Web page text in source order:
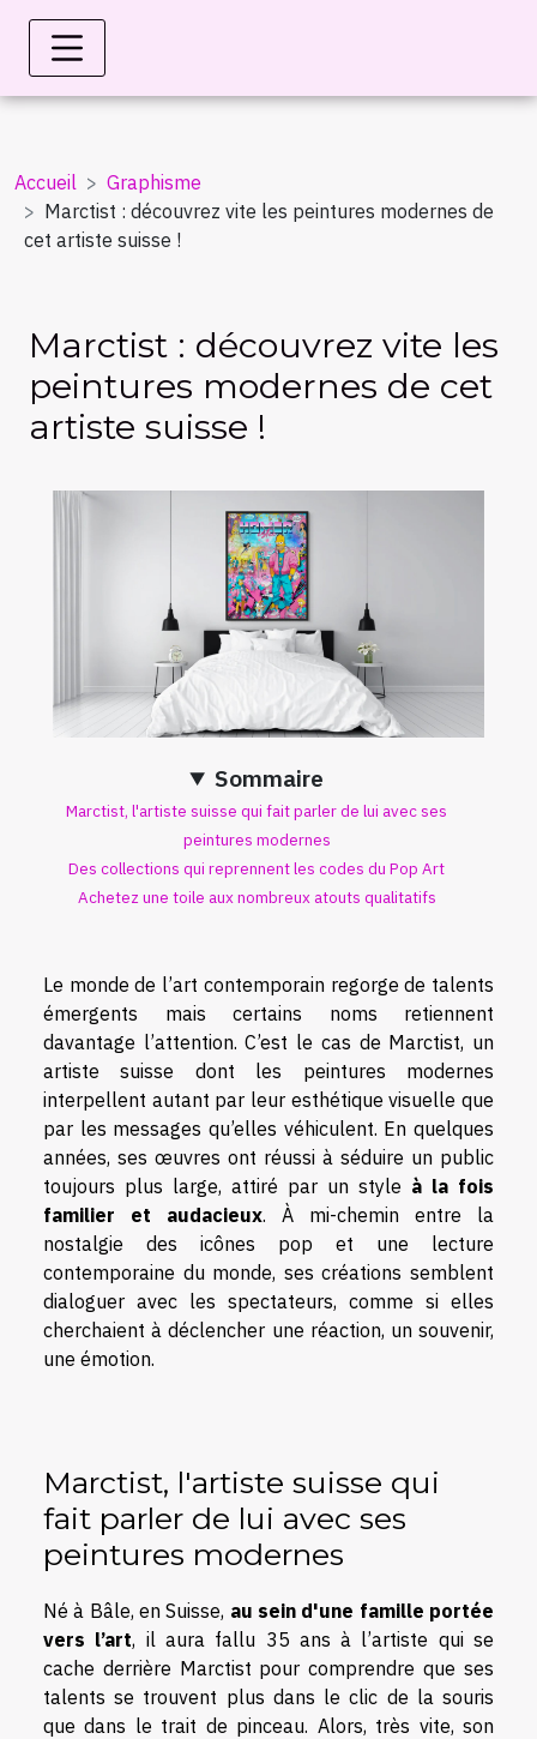
Accueil
Graphisme
Marctist : découvrez vite les peintures modernes de
cet artiste suisse !
Marctist : découvrez vite les
peintures modernes de cet
artiste suisse !
Sommaire
Marctist, l'artiste suisse qui fait parler de lui avec ses
peintures modernes
Des collections qui reprennent les codes du Pop Art
Achetez une toile aux nombreux atouts qualitatifs
Le monde de l’art contemporain regorge de talents
émergents mais certains noms retiennent
davantage l’attention. C’est le cas de Marctist, un
artiste suisse dont les peintures modernes
interpellent autant par leur esthétique visuelle que
par les messages qu’elles véhiculent. En quelques
années, ses œuvres ont réussi à séduire un public
toujours plus large, attiré par un style à la fois
familier et audacieux. À mi-chemin entre la
nostalgie des icônes pop et une lecture
contemporaine du monde, ses créations semblent
dialoguer avec les spectateurs, comme si elles
cherchaient à déclencher une réaction, un souvenir,
une émotion.
Marctist, l'artiste suisse qui
fait parler de lui avec ses
peintures modernes
Né à Bâle, en Suisse, au sein d'une famille portée
vers l’art, il aura fallu 35 ans à l’artiste qui se
cache derrière Marctist pour comprendre que ses
talents se trouvent plus dans le clic de la souris
que dans le trait de pinceau. Alors, très vite, son